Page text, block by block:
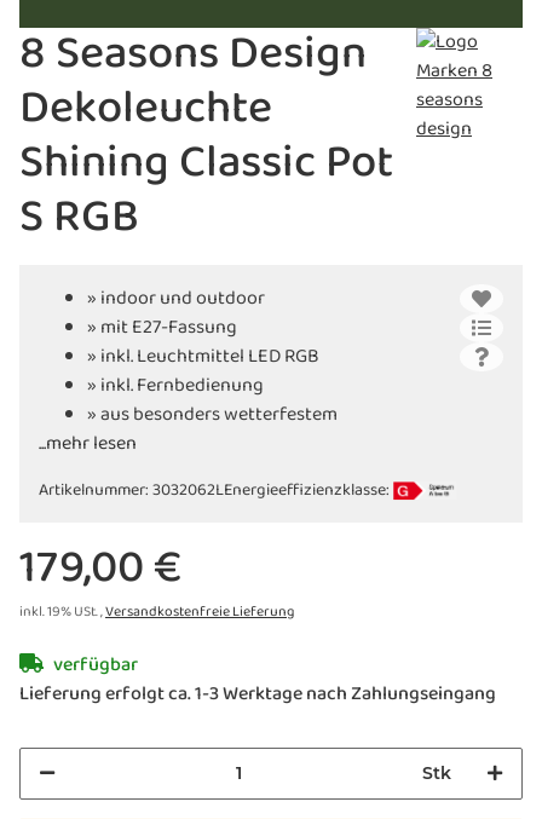
8 Seasons Design
Dekoleuchte
Shining Classic Pot
S RGB
» indoor und outdoor
» mit E27-Fassung
» inkl. Leuchtmittel LED RGB
» inkl. Fernbedienung
» aus besonders wetterfestem
Polyethylen
...mehr lesen
Artikelnummer:3032062LEnergieeffizienzklasse:
179,00 €
inkl. 19% USt. ,Versandkostenfreie Lieferung
verfügbar
Lieferung erfolgt ca. 1-3 Werktage nach Zahlungseingang
Stk